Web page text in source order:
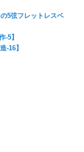
5弦フレットレスベ
-5】
-16】